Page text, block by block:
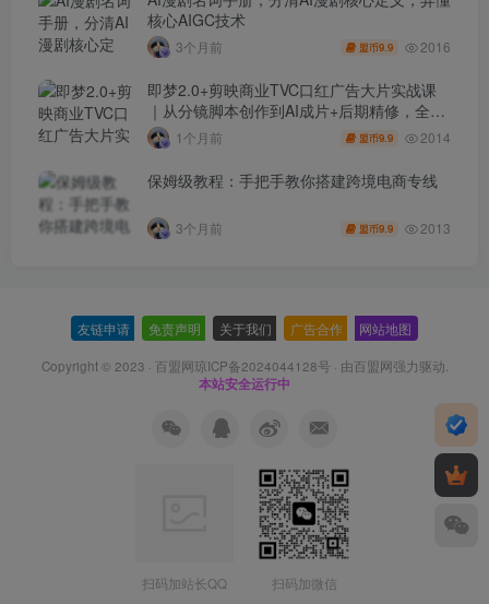
核心AIGC技术
3个月前 盟币9.9 2016
即梦2.0+剪映商业TVC口红广告大片实战课
｜从分镜脚本创作到AI成片+后期精修，全流
程打造品牌级产品广告
1个月前 盟币9.9 2014
保姆级教程：手把手教你搭建跨境电商专线
3个月前 盟币9.9 2013
友链申请 免责声明 关于我们 广告合作 网站地图
Copyright © 2023 · 百盟网琼ICP备2024044128号 · 由百盟网强力驱动.
本站安全运行中
扫码加站长QQ 扫码加微信